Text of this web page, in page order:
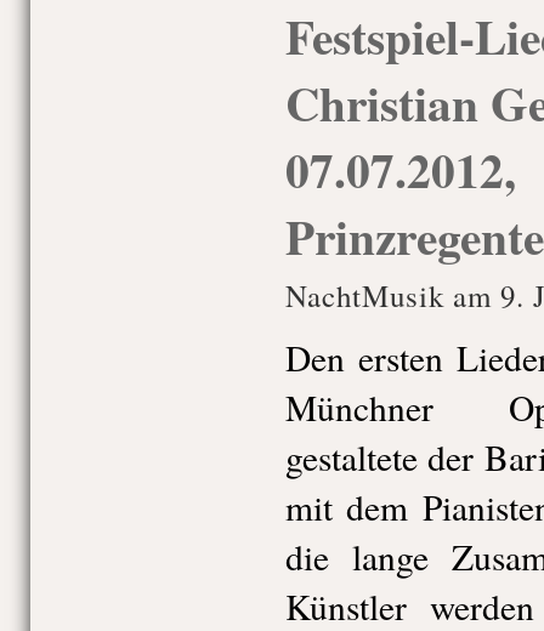
Festspiel-
Christian
07.07.2012,
NachtMusik am 9.
Den ersten
Münchner
gestaltete der
mit dem
die lange
Künstler